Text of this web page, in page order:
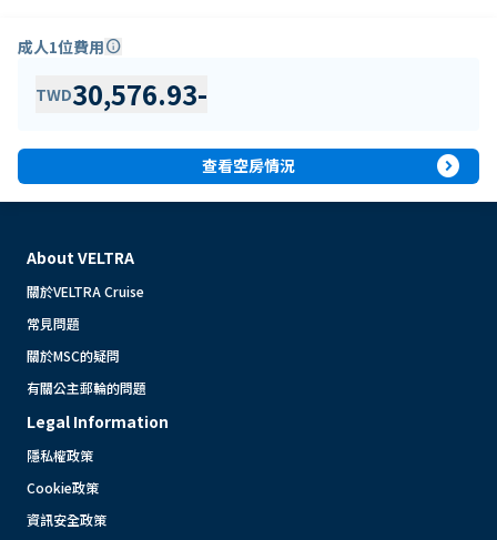
成人1位費用info
TWD30,576.93-
查看空房情況 expand_circle_right
About VELTRA
關於VELTRA Cruise
常見問題
關於MSC的疑問
有關公主郵輪的問題
Legal Information
隱私權政策
Cookie政策
資訊安全政策